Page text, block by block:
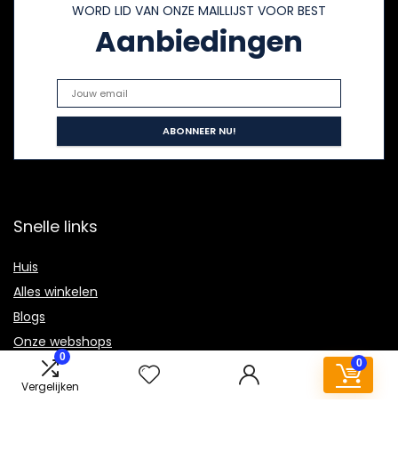
0
Vergelijken
0
WORD LID VAN ONZE MAILLIJST VOOR BEST
Aanbiedingen
Snelle links
Huis
Alles winkelen
Blogs
Onze webshops
Adverteren